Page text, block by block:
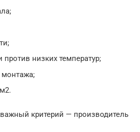
против низких температур;
монтажа;
критерий — производитель